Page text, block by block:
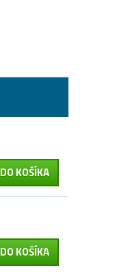
DO KOŠÍKA
DO KOŠÍKA